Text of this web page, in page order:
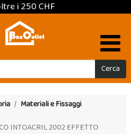
CHF
Cerca
Materiali e Fissaggi
INTOACRIL 2002 EFFETTO